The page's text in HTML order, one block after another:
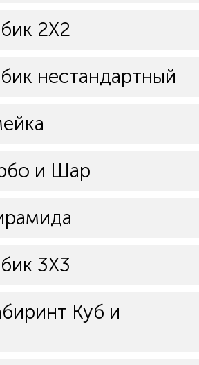
2Х2
нестандартный
и Шар
3Х3
Куб и